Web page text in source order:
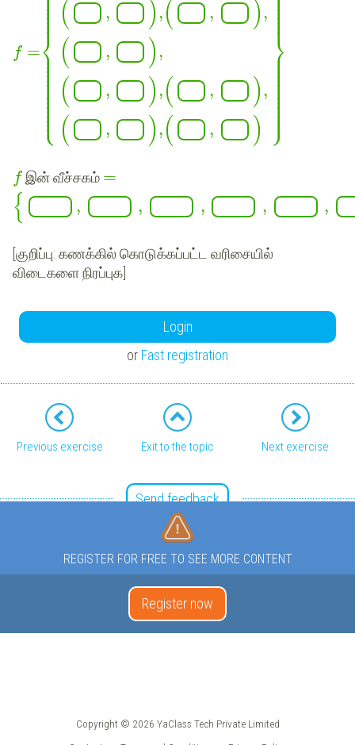
f =
⎩
⎨
⎪⎪⎪⎪⎪⎪
⎪
⎪⎪
⎪⎪⎪⎪⎪⎪⎪⎪⎪⎪⎪
( , ),( , ),
( , ),
( , ),( , ),
( , ),( , ) ⎭
⎬
⎪⎪⎪⎪⎪⎪
⎪
⎪
⎪
⎪⎪⎪⎪⎪⎪⎪⎪⎪⎪⎪
f இன் வீச்சகம் =
{ , , , , ,
குறிப்பு: கணக்கில் கொடுக்கப்பட்ட வரிசையில்
விடைகளை நிரப்புக]
Login
or Fast registration
Previous exercise Exit to the topic Next exercise
Send feedback
REGISTER FOR FREE TO SEE MORE CONTENT
Register now
Copyright © 2026 YaClass Tech Private Limited